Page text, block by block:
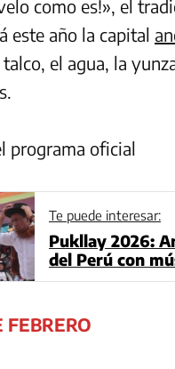
como es!», el
este año la capital
el agua, la
programa oficial
Te puede interesar:
Pukllay 2026:
del Perú con
FEBRERO